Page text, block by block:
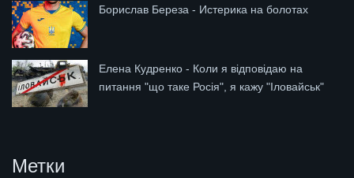
Борислав Береза - Истерика на болотах
Елена Кудренко - Коли я відповідаю на
питання "що таке Росія", я кажу "Іловайськ"
Метки